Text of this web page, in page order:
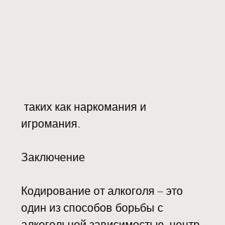
игромания.
Заключение
Кодирование от алкоголя – это
один из способов борьбы с